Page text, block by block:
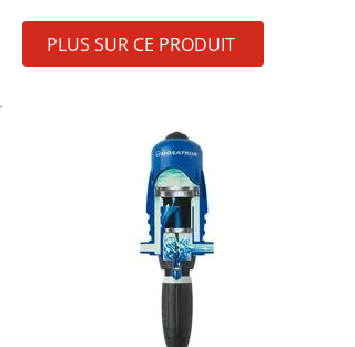
PLUS SUR CE PRODUIT